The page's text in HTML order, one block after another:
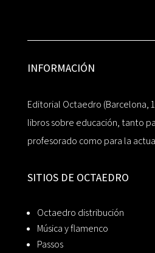
INFORMACIÓN
Editorial Octaedro (Barcelona,
libros sobre educación, tanto
profesorado como para la
SITIOS DE OCTAEDRO
Octaedro distribución
Música y flamenco
Passos